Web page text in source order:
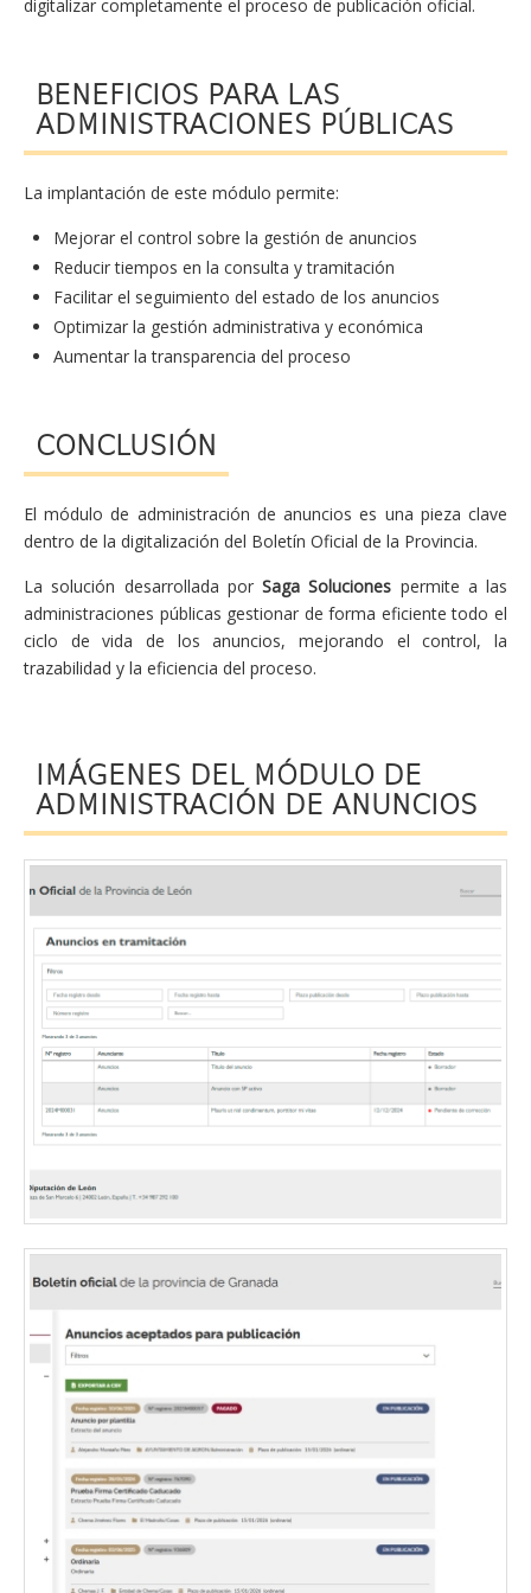
digitalizar completamente el proceso de publicación oficial.
BENEFICIOS PARA LAS
ADMINISTRACIONES PÚBLICAS
La implantación de este módulo permite:
Mejorar el control sobre la gestión de anuncios
Reducir tiempos en la consulta y tramitación
Facilitar el seguimiento del estado de los anuncios
Optimizar la gestión administrativa y económica
Aumentar la transparencia del proceso
CONCLUSIÓN
El módulo de administración de anuncios es una pieza clave
dentro de la digitalización del Boletín Oficial de la Provincia.
La solución desarrollada por Saga Soluciones permite a las
administraciones públicas gestionar de forma eficiente todo el
ciclo de vida de los anuncios, mejorando el control, la
trazabilidad y la eficiencia del proceso.
IMÁGENES DEL MÓDULO DE
ADMINISTRACIÓN DE ANUNCIOS